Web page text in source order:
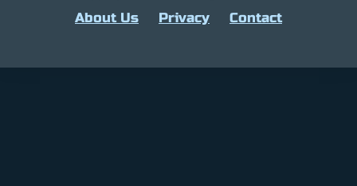
About Us Privacy Contact